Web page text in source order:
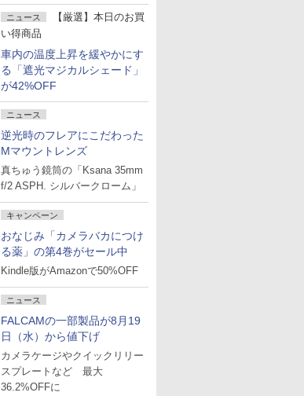
ニュース
【厳選】本日のお買
い得商品
車内の温度上昇を緩やかにす
る「遮光マジカルシェード」
が42%OFF
ニュース
逆光時のフレアにこだわった
Mマウントレンズ
真ちゅう鏡筒の「Ksana 35mm
f/2 ASPH. シルバークローム」
キャンペーン
おなじみ「カメラバカにつけ
る薬」の第4巻がセール中
Kindle版がAmazonで50%OFF
ニュース
FALCAMの一部製品が8月19
日（水）から値下げ
カメラケージやクイックリリー
スプレートなど 最大
36.2%OFFに